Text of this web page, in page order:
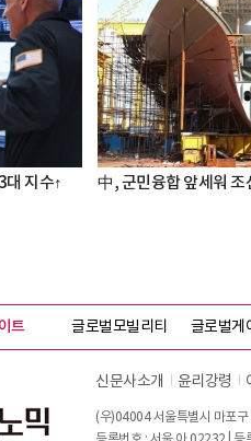
대 지수↑ 中, 군민융합 앞세워
트 글로벌모빌리티 글로벌게
신문사소개 윤리강령
(우)04004 서울특별시 마포